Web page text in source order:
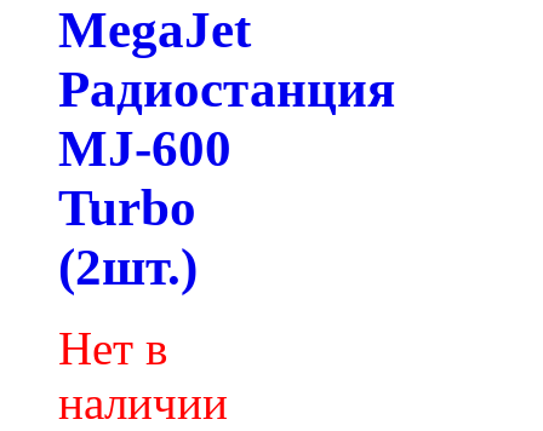
MegaJet
Радиостанция
MJ-600
Turbo
(2шт.)
Нет в
наличии